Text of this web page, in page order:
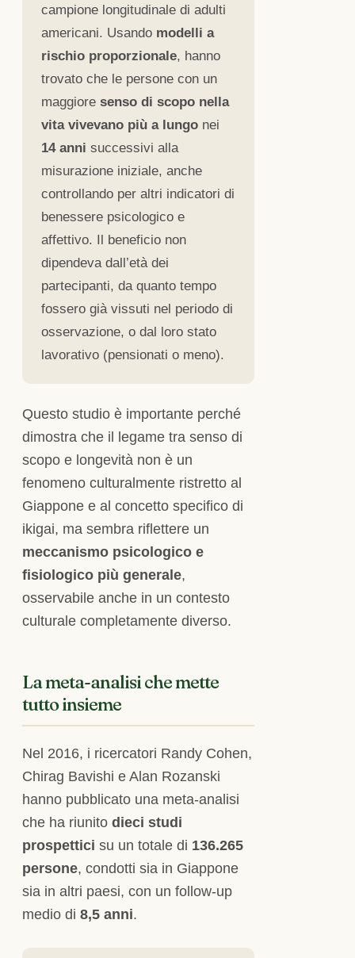
campione longitudinale di adulti
americani. Usando modelli a
rischio proporzionale, hanno
trovato che le persone con un
maggiore senso di scopo nella
vita vivevano più a lungo nei
14 anni successivi alla
misurazione iniziale, anche
controllando per altri indicatori di
benessere psicologico e
affettivo. Il beneficio non
dipendeva dall’età dei
partecipanti, da quanto tempo
fossero già vissuti nel periodo di
osservazione, o dal loro stato
lavorativo (pensionati o meno).
Questo studio è importante perché
dimostra che il legame tra senso di
scopo e longevità non è un
fenomeno culturalmente ristretto al
Giappone e al concetto specifico di
ikigai, ma sembra riflettere un
meccanismo psicologico e
fisiologico più generale,
osservabile anche in un contesto
culturale completamente diverso.
La meta-analisi che mette
tutto insieme
Nel 2016, i ricercatori Randy Cohen,
Chirag Bavishi e Alan Rozanski
hanno pubblicato una meta-analisi
che ha riunito dieci studi
prospettici su un totale di 136.265
persone, condotti sia in Giappone
sia in altri paesi, con un follow-up
medio di 8,5 anni.